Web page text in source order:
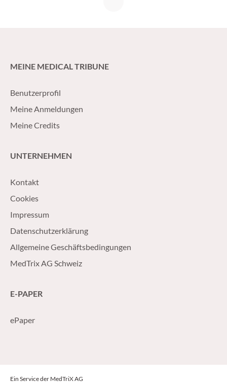
MEINE MEDICAL TRIBUNE
Benutzerprofil
Meine Anmeldungen
Meine Credits
UNTERNEHMEN
Kontakt
Cookies
Impressum
Datenschutzerklärung
Allgemeine Geschäftsbedingungen
MedTrix AG Schweiz
E-PAPER
ePaper
Ein Service der MedTriX AG